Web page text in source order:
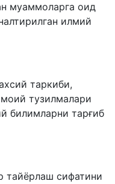
муаммоларга оид
илмий
таркиби,
тузилмалари
билимларни тарғиб
тайёрлаш сифатини